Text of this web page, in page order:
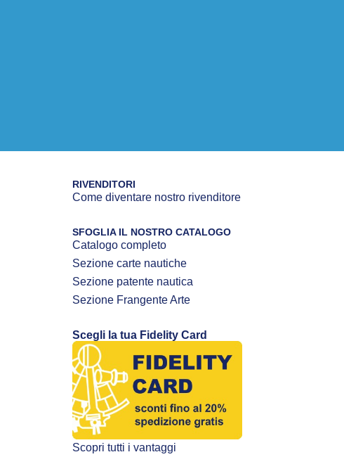
RIVENDITORI
Come diventare nostro rivenditore
SFOGLIA IL NOSTRO CATALOGO
Catalogo completo
Sezione carte nautiche
Sezione patente nautica
Sezione Frangente Arte
Scegli la tua Fidelity Card
Scopri tutti i vantaggi